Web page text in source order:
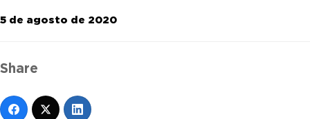
5 de agosto de 2020
Share